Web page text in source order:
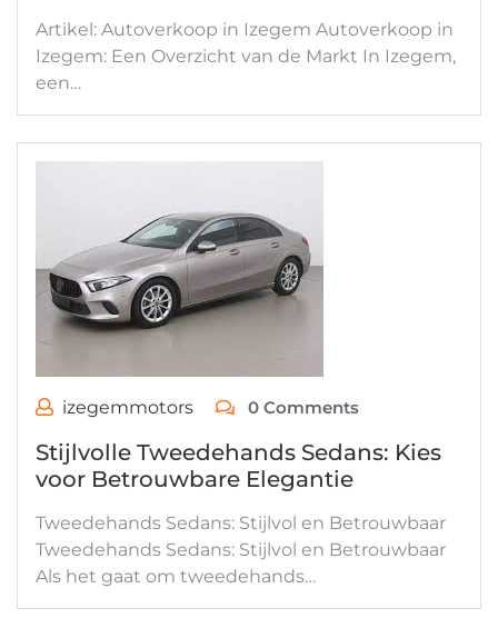
Artikel: Autoverkoop in Izegem Autoverkoop in
Izegem: Een Overzicht van de Markt In Izegem,
een…
izegemmotors 0 Comments
Stijlvolle Tweedehands Sedans: Kies
voor Betrouwbare Elegantie
Tweedehands Sedans: Stijlvol en Betrouwbaar
Tweedehands Sedans: Stijlvol en Betrouwbaar
Als het gaat om tweedehands…